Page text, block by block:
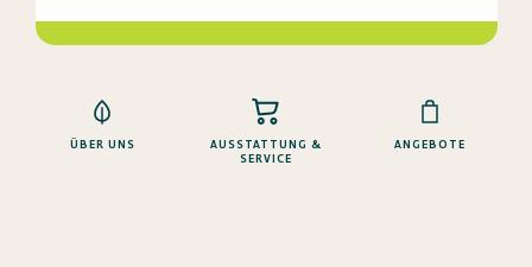
ÜBER UNS
AUSSTATTUNG &
SERVICE
ANGEBOTE